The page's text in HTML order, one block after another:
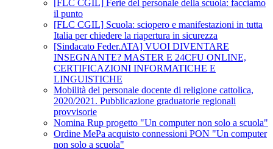
[FLC CGIL] Ferie del personale della scuola: facciamo
il punto
[FLC CGIL] Scuola: sciopero e manifestazioni in tutta
Italia per chiedere la riapertura in sicurezza
[Sindacato Feder.ATA] VUOI DIVENTARE
INSEGNANTE? MASTER E 24CFU ONLINE,
CERTIFICAZIONI INFORMATICHE E
LINGUISTICHE
Mobilità del personale docente di religione cattolica,
2020/2021. Pubblicazione graduatorie regionali
provvisorie
Nomina Rup progetto "Un computer non solo a scuola"
Ordine MePa acquisto connessioni PON "Un computer
non solo a scuola"